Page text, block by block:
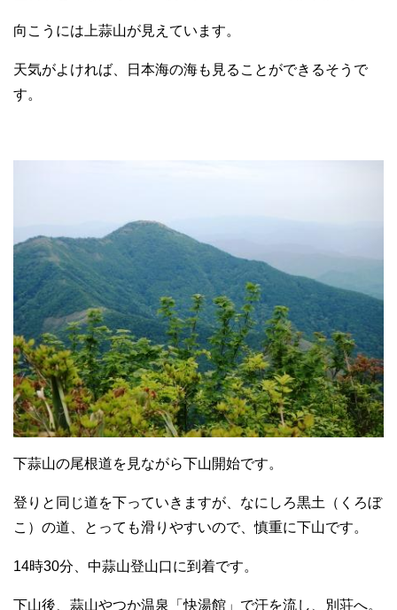
向こうには上蒜山が見えています。
天気がよければ、日本海の海も見ることができるそうで
す。
下蒜山の尾根道を見ながら下山開始です。
登りと同じ道を下っていきますが、なにしろ黒土（くろぼ
こ）の道、とっても滑りやすいので、慎重に下山です。
14時30分、中蒜山登山口に到着です。
下山後、蒜山やつか温泉「快湯館」で汗を流し、別荘へ。